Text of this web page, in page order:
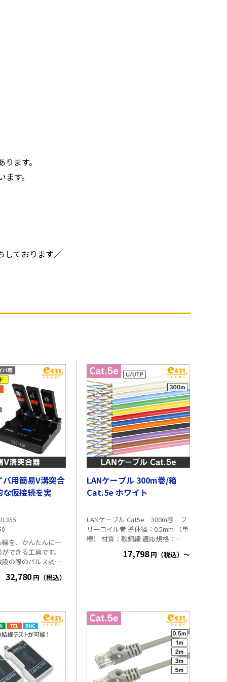
ます。
す。
しております／
用簡易V溝突合
仮接続を実
を、かんたんに一
できる工具です。
の際のパルス試験
す。 小型で軽量のつ
マッチングオイル
合) ■適用ファイ
単心ファイバ ■寸
法:80W×80D×36H ■質量:360g
32,780 円（税込）
LANケーブル 300m巻/箱
Cat.5e ホワイト
LANケーブル Cat5e 300m巻 フ
リーコイル巻 導体径：0.5mm （単
線） 材質：軟銅線 適応規格：
1 Ed1.0、JIS X 5150-1:2021、IEC
ました ※同色で3巻～・6巻～の場
合に、単価が安くなります。 カラ
ー ブルー（水色）、ライトグレー
（薄灰色）、レッド（赤色）、イ
エロー（黄色）、 ホワイト（白
色）、オレンジ（橙色）、グリー
ン（緑色）、ブラック（黒色）、
17,798 円（税込）～